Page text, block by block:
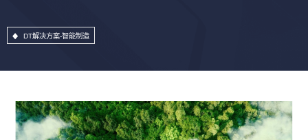
DT解决方案-智能制造